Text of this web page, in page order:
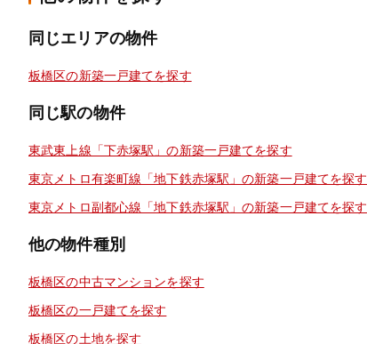
同じエリアの物件
板橋区の新築一戸建てを探す
同じ駅の物件
東武東上線「下赤塚駅」の新築一戸建てを探す
東京メトロ有楽町線「地下鉄赤塚駅」の新築一戸建てを探す
東京メトロ副都心線「地下鉄赤塚駅」の新築一戸建てを探す
他の物件種別
板橋区の中古マンションを探す
板橋区の一戸建てを探す
板橋区の土地を探す